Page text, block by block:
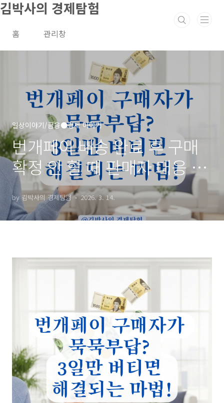
본문 바로가기
김박사의 경제탐험
홈 관리창
일상이야기/금융●경제 이야기
번개페이 배송 완료 후 구매
확정 안 할 때 판매자 대응 체
크리스트!
by 김박사의 경제탐험 2026. 3. 14.